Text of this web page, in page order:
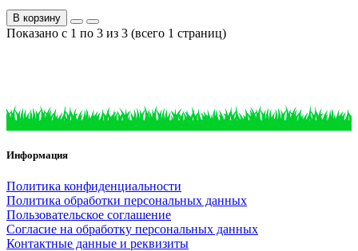
В корзину
Показано с 1 по 3 из 3 (всего 1 страниц)
Информация
Политика конфиденциальности
Политика обработки персональных данных
Пользовательское соглашение
Согласие на обработку персональных данных
Контактные данные и реквизиты